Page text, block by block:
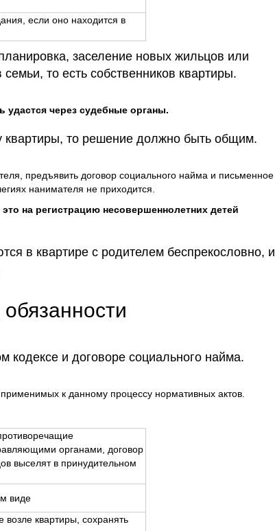
если оно находится в
заселение новых жильцов или
то есть собственников квартиры.
удастся через судебные органы.
квартиры, то решение должно быть общим.
предъявить договор социального найма и письменное
нанимателя не приходится.
на регистрацию несовершеннолетних детей
в квартире с родителем беспрекословно, и
и договоре социального найма.
к данному процессу нормативных актов.
органами, договор
выселят в принудительном
виде
возле квартиры, сохранять